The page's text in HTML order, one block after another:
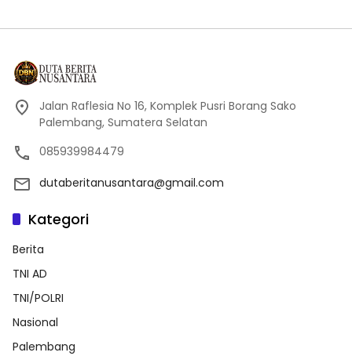
Jalan Raflesia No 16, Komplek Pusri Borang Sako
Palembang, Sumatera Selatan
085939984479
dutaberitanusantara@gmail.com
Kategori
Berita
TNI AD
TNI/POLRI
Nasional
Palembang